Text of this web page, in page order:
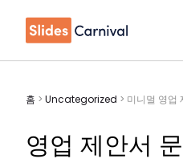
홈 > Uncategorized > 미니멀 영업
영업 제안서